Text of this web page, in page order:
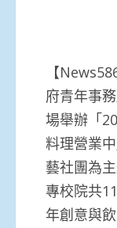
【
府青年事
場舉辦「
料理營業
藝社團為
專校院共
年創意與